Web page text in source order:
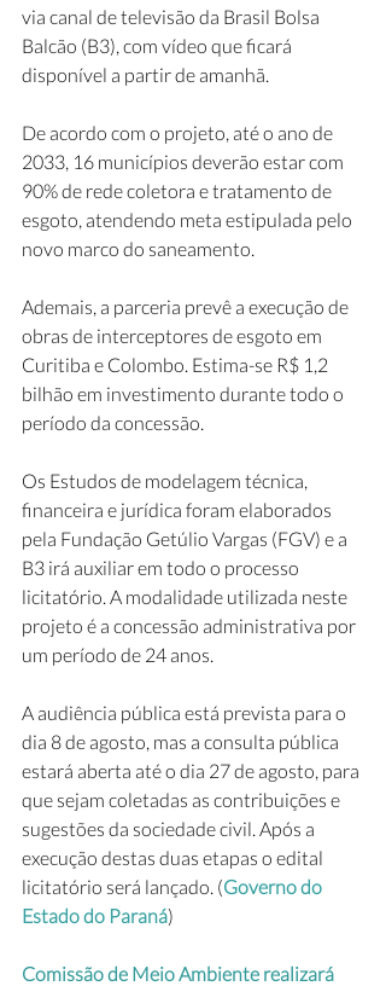
via canal de televisão da Brasil Bolsa
Balcão (B3), com vídeo que ficará
disponível a partir de amanhã.
De acordo com o projeto, até o ano de
2033, 16 municípios deverão estar com
90% de rede coletora e tratamento de
esgoto, atendendo meta estipulada pelo
novo marco do saneamento.
Ademais, a parceria prevê a execução de
obras de interceptores de esgoto em
Curitiba e Colombo. Estima-se R$ 1,2
bilhão em investimento durante todo o
período da concessão.
Os Estudos de modelagem técnica,
financeira e jurídica foram elaborados
pela Fundação Getúlio Vargas (FGV) e a
B3 irá auxiliar em todo o processo
licitatório. A modalidade utilizada neste
projeto é a concessão administrativa por
um período de 24 anos.
A audiência pública está prevista para o
dia 8 de agosto, mas a consulta pública
estará aberta até o dia 27 de agosto, para
que sejam coletadas as contribuições e
sugestões da sociedade civil. Após a
execução destas duas etapas o edital
licitatório será lançado. (Governo do
Estado do Paraná)
Comissão de Meio Ambiente realizará